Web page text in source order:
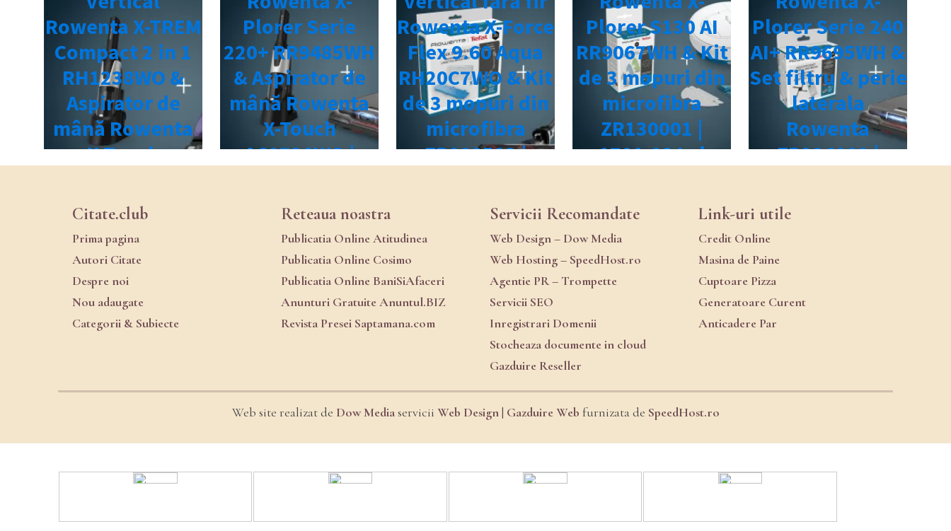
Citate.club
Prima pagina
Autori Citate
Despre noi
Nou adaugate
Categorii & Subiecte
Reteaua noastra
Publicatia Online Atitudinea
Publicatia Online Cosimo
Publicatia Online BaniSiAfaceri
Anunturi Gratuite Anuntul.BIZ
Revista Presei Saptamana.com
Servicii Recomandate
Web Design – Dow Media
Web Hosting – SpeedHost.ro
Agentie PR – Trompette
Servicii SEO
Inregistrari Domenii
Stocheaza documente in cloud
Gazduire Reseller
Link-uri utile
Credit Online
Masina de Paine
Cuptoare Pizza
Generatoare Curent
Anticadere Par
Web site realizat de Dow Mediaservicii Web Design| Gazduire Web furnizata de SpeedHost.ro